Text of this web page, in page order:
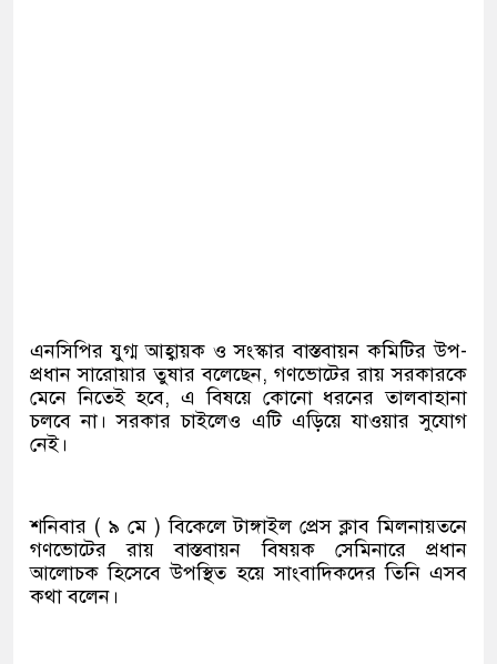
এনসিপির যুগ্ম আহ্বায়ক ও সংস্কার বাস্তবায়ন কমিটির উপ-
প্রধান সারোয়ার তুষার বলেছেন, গণভোটের রায় সরকারকে
মেনে নিতেই হবে, এ বিষয়ে কোনো ধরনের তালবাহানা
চলবে না। সরকার চাইলেও এটি এড়িয়ে যাওয়ার সুযোগ
নেই।
শনিবার ( ৯ মে ) বিকেলে টাঙ্গাইল প্রেস ক্লাব মিলনায়তনে
গণভোটের রায় বাস্তবায়ন বিষয়ক সেমিনারে প্রধান
আলোচক হিসেবে উপস্থিত হয়ে সাংবাদিকদের তিনি এসব
কথা বলেন।